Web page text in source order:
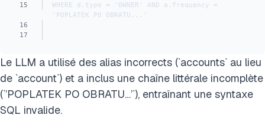
15
WHERE d.type = 'OWNER' AND a.frequency =
'POPLATEK PO OBRATU...'
16
17
Le LLM a utilisé des alias incorrects (`accounts` au lieu
de `account`) et a inclus une chaîne littérale incomplète
(`’POPLATEK PO OBRATU…’`), entraînant une syntaxe
SQL invalide.